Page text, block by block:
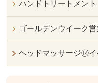
ハンドトリートメント
ゴールデンウイーク営
ヘッドマッサージⓇイ